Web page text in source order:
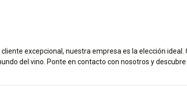
excepcional, nuestra empresa es la elección ideal.
del vino. Ponte en contacto con nosotros y